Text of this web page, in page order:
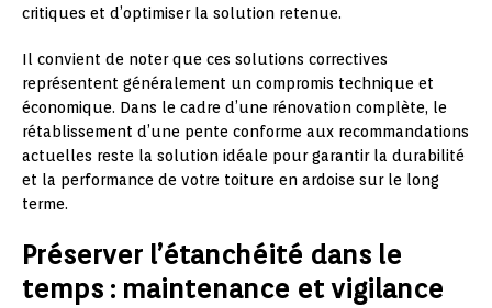
critiques et d’optimiser la solution retenue.
Il convient de noter que ces solutions correctives
représentent généralement un compromis technique et
économique. Dans le cadre d’une rénovation complète, le
rétablissement d’une pente conforme aux recommandations
actuelles reste la solution idéale pour garantir la durabilité
et la performance de votre toiture en ardoise sur le long
terme.
Préserver l’étanchéité dans le
temps : maintenance et vigilance